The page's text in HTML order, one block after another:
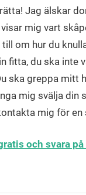
Jag älskar
mig vart
om hur du
fitta, du ska inte
ska greppa mitt
mig svälja din
mig för
och svara på